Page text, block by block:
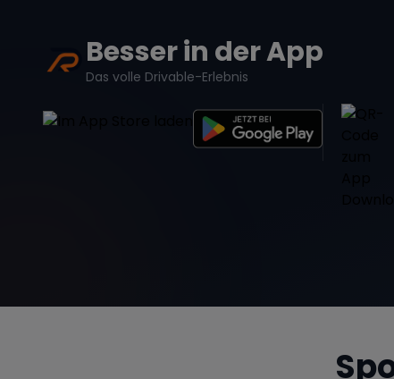
Besser in der App
Das volle Drivable-Erlebnis